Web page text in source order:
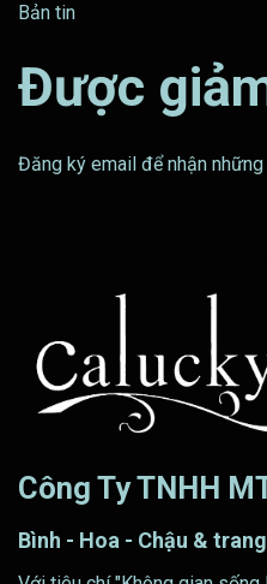
Bản tin
Được
Đăng ký email để nhận
Công Ty TNHH
Bình - Hoa - Chậu &